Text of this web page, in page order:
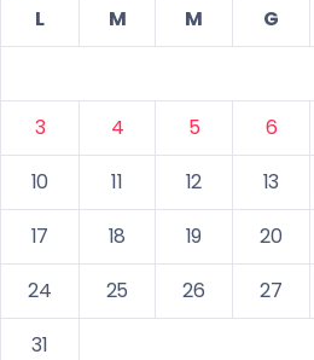
L
M M G
3
4 5 6
10
11 12 13
17
18 19 20
24
25 26 27
31